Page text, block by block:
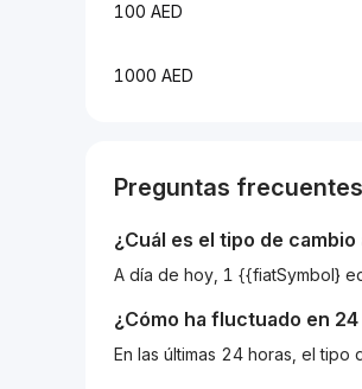
100 AED
1000 AED
Preguntas
¿Cuál es el tipo de
¿Cómo ha fluctuado en
En las últimas 24 horas, el tipo